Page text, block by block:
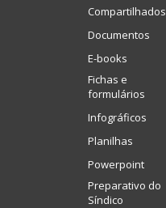
Compartilhados
Documentos
E-books
Fichas e
formulários
Infográficos
Planilhas
Powerpoint
Preparativo do
Síndico